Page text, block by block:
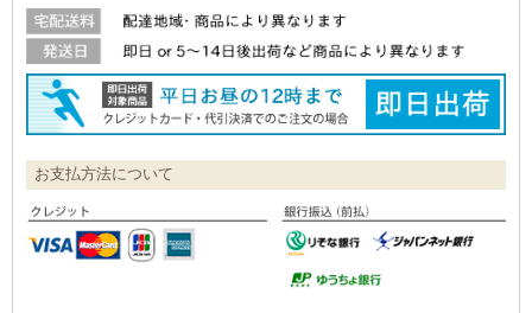
お支払方法について